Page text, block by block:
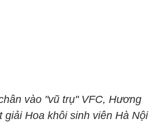
vào "vũ trụ" VFC, Hương
giải Hoa khôi sinh viên Hà Nội